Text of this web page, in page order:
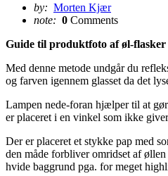
by: Morten Kjær
note: 0 Comments
Guide til produktfoto af øl-flasker
Med denne metode undgår du
og farven igennem glasset da det
Lampen nede-foran hjælper til at
er placeret i en vinkel som ikke
Der er placeret et stykke pap med
den måde forbliver omridset af
hvide baggrund pga. for meget